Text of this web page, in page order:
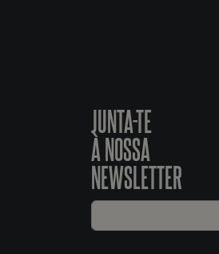
JUNTA-TE
À NOSSA
NEWSLETTER